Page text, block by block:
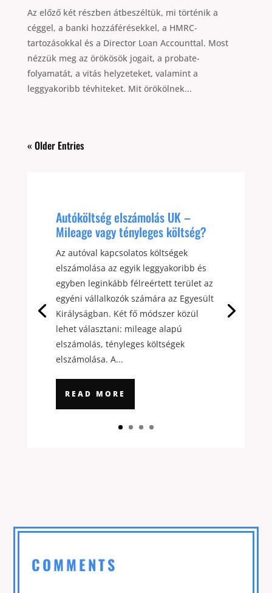
Az előző két részben átbeszéltük, mi történik a
céggel, a banki hozzáférésekkel, a HMRC-
tartozásokkal és a Director Loan Accounttal. Most
nézzük meg az örökösök jogait, a probate-
folyamatát, a vitás helyzeteket, valamint a
leggyakoribb tévhiteket. Mit örökölnek...
« Older Entries
Autóköltség elszámolás UK –
Mileage vagy tényleges költség?
Az autóval kapcsolatos költségek
elszámolása az egyik leggyakoribb és
egyben leginkább félreértett terület az
egyéni vállalkozók számára az Egyesült
Királyságban. Két fő módszer közül
lehet választani: mileage alapú
elszámolás, tényleges költségek
elszámolása. A...
READ MORE
COMMENTS